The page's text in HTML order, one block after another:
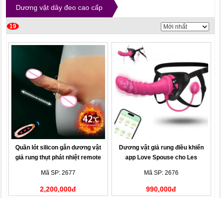
Dương vật dây đeo cao cấp
19
Quần lót silicon gắn dương vật
giả rung thụt phát nhiệt remote
Mã SP: 2677
2,200,000đ
Dương vật giả rung điều khiển
app Love Spouse cho Les
Mã SP: 2676
990,000đ